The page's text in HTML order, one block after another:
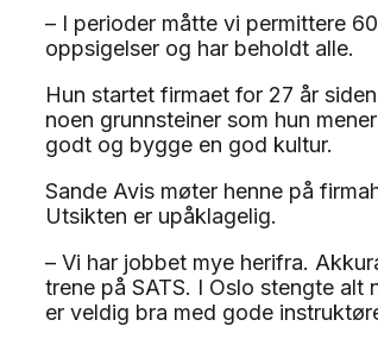
– I perioder måtte vi permittere
oppsigelser og har beholdt alle.
Hun startet firmaet for 27 år
noen grunnsteiner som hun
godt og bygge en god kultur.
Sande Avis møter henne på
Utsikten er upåklagelig.
– Vi har jobbet mye herifra.
trene på SATS. I Oslo stengte alt
er veldig bra med gode